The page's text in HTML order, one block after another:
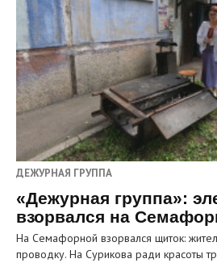
ДЕЖУРНАЯ ГРУППА
«Дежурная группа»:
взорвался на
На Семафорной взорвался щиток:
проводку. На Сурикова ради красоты